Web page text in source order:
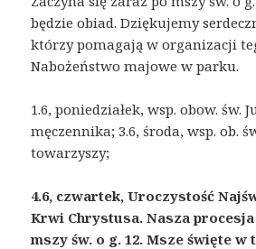
będzie obiad. Dziękujemy
którzy pomagają w organizacji
Nabożeństwo majowe w parku.
1.6, poniedziałek, wsp. obow. św.
męczennika; 3.6, środa, wsp. ob.
towarzyszy;
4.6, czwartek, Uroczystość
Krwi Chrystusa. Nasza
mszy św. o g. 12. Msze święte w